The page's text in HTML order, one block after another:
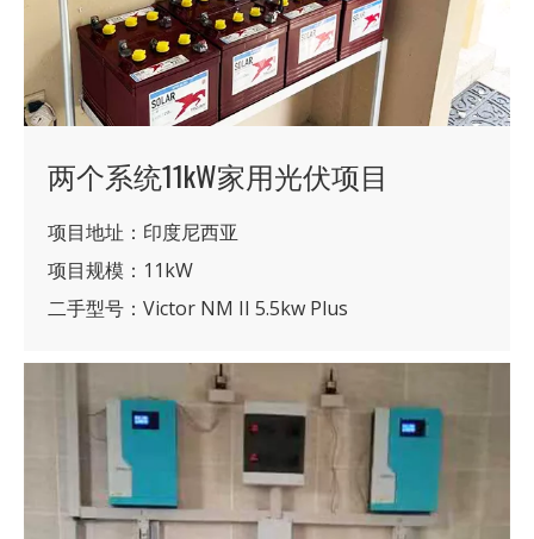
两个系统11kW家用光伏项目
项目地址：印度尼西亚
项目规模：11kW
二手型号：Victor NM II 5.5kw Plus